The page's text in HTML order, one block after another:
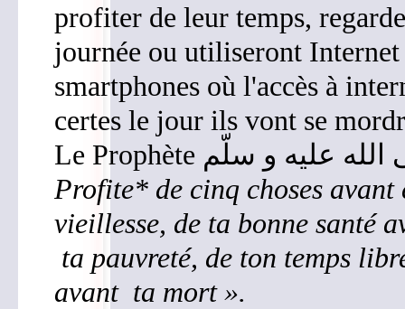
profiter de leur temps,
journée ou utiliseront Internet
smartphones où l'accès à
certes le jour ils vont se
Le Prophète
Profite* de cinq choses avant
vieillesse, de ta bonne santé
ta pauvreté, de ton temps
avant ta mort ».